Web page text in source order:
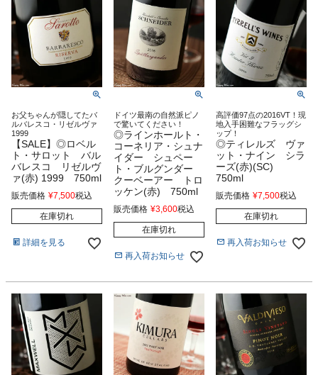
お父ちゃんが隠してたバ
ルバレスコ・リゼルヴァ
1999
【SALE】◎ロベル
ト・サロット バル
バレスコ リゼルヴ
ァ(赤) 1999 750ml
販売価格 ¥7,500税込
在庫切れ
詳細を見る
ドイツ最南の自然派ピノ
で驚いてください！
◎ラインホールト・
コーネリア・シュナ
イダー シュペー
ト・ブルグンダー
クーベーアー トロ
ッケン(赤) 750ml
販売価格 ¥3,600税込
在庫切れ
再入荷お知らせ
高評価97点の2016VT！現
地入手困難なフラッグシ
ップ！
◎ティレルズ ヴァ
ット・ナイン シラ
ーズ(赤)(SC)
750ml
販売価格 ¥7,500税込
在庫切れ
再入荷お知らせ